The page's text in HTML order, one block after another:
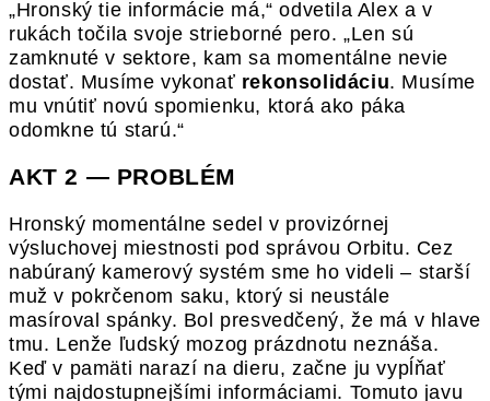
„Hronský tie informácie má,“ odvetila Alex a v
rukách točila svoje strieborné pero. „Len sú
zamknuté v sektore, kam sa momentálne nevie
dostať. Musíme vykonať rekonsolidáciu. Musíme
mu vnútiť novú spomienku, ktorá ako páka
odomkne tú starú.“
AKT 2 — PROBLÉM
Hronský momentálne sedel v provizórnej
výsluchovej miestnosti pod správou Orbitu. Cez
nabúraný kamerový systém sme ho videli – starší
muž v pokrčenom saku, ktorý si neustále
masíroval spánky. Bol presvedčený, že má v hlave
tmu. Lenže ľudský mozog prázdnotu neznáša.
Keď v pamäti narazí na dieru, začne ju vypĺňať
tými najdostupnejšími informáciami. Tomuto javu